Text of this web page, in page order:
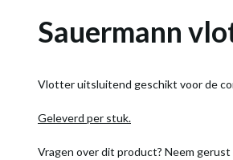
Sauermann
Vlotter uitsluitend geschikt voor de
Geleverd per stuk.
Vragen over dit product? Neem